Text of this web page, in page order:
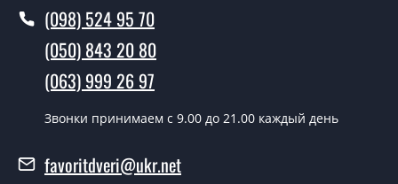
Вы производите установку
межкомнатных дверей ТМ Фаворит?
Да производим. Монтаж межкомнатных дверей ТМ
Фаворит производится согласно очереди, во все дни
кроме воскресенья.
Techno-71-half?
(098) 524 95 70
(050) 843 20 80
(063) 999 26 97
Звонки принимаем c 9.00 до 21.00 каждый день
favoritdveri@ukr.net